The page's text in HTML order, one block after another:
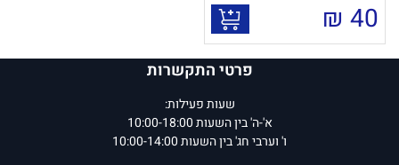
40
₪
פרטי התקשרות
שעות פעילות:
א'-ה' בין השעות 10:00-18:00
ו' וערבי חג' בין השעות 10:00-14:00